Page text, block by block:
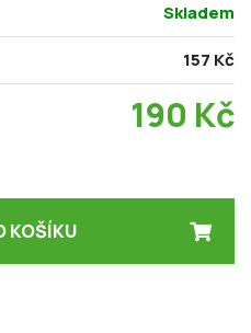
Skladem
157 Kč
190 Kč
KOŠÍKU